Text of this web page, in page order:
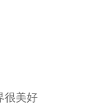
很美好